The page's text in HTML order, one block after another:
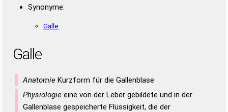
Synonyme:
Galle
Galle
Anatomie Kurzform für die Gallenblase
Physiologie eine von der Leber gebildete und in der
Gallenblase gespeicherte Flüssigkeit, die der